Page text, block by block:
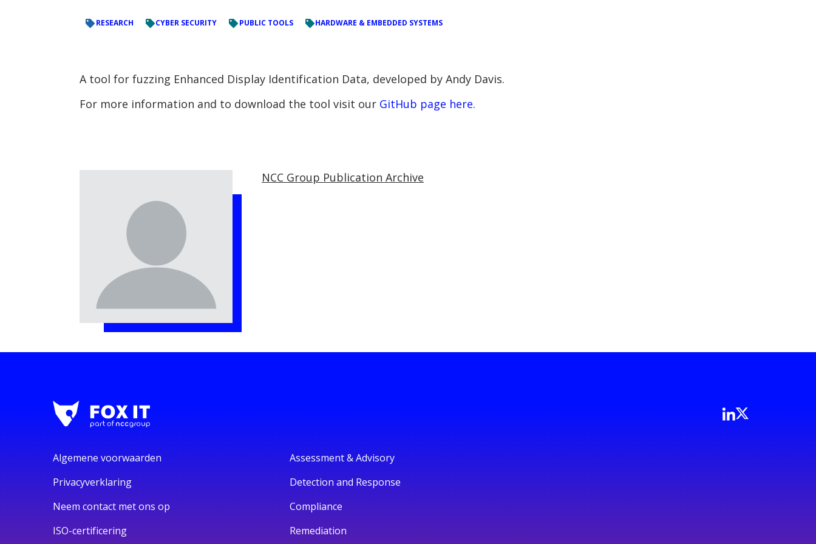
RESEARCH CYBER SECURITY PUBLIC TOOLS HARDWARE & EMBEDDED SYSTEMS
A tool for fuzzing Enhanced Display Identification Data, developed by Andy Davis.
For more information and to download the tool visit our GitHub page here.
NCC Group Publication Archive
Algemene voorwaarden
Privacyverklaring
Neem contact met ons op
ISO-certificering
Assessment & Advisory
Detection and Response
Compliance
Remediation